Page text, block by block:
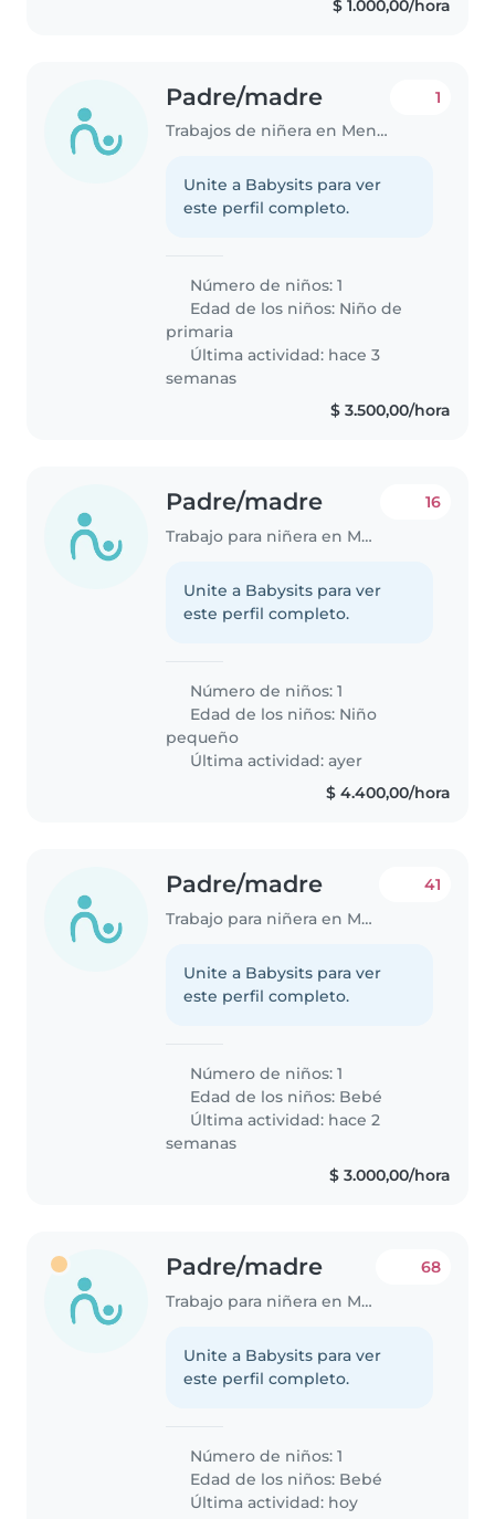
$ 1.000,00/hora
Padre/madre
Trabajos de niñera en Mendoza
1
Unite a Babysits para ver
este perfil completo.
Número de niños: 1
Edad de los niños: Niño de
primaria
Última actividad: hace 3
semanas
$ 3.500,00/hora
Padre/madre
Trabajo para niñera en Mendoza
16
Unite a Babysits para ver
este perfil completo.
Número de niños: 1
Edad de los niños: Niño
pequeño
Última actividad: ayer
$ 4.400,00/hora
Padre/madre
Trabajo para niñera en Mendoza
41
Unite a Babysits para ver
este perfil completo.
Número de niños: 1
Edad de los niños: Bebé
Última actividad: hace 2
semanas
$ 3.000,00/hora
Padre/madre
Trabajo para niñera en Mendoza
68
Unite a Babysits para ver
este perfil completo.
Número de niños: 1
Edad de los niños: Bebé
Última actividad: hoy